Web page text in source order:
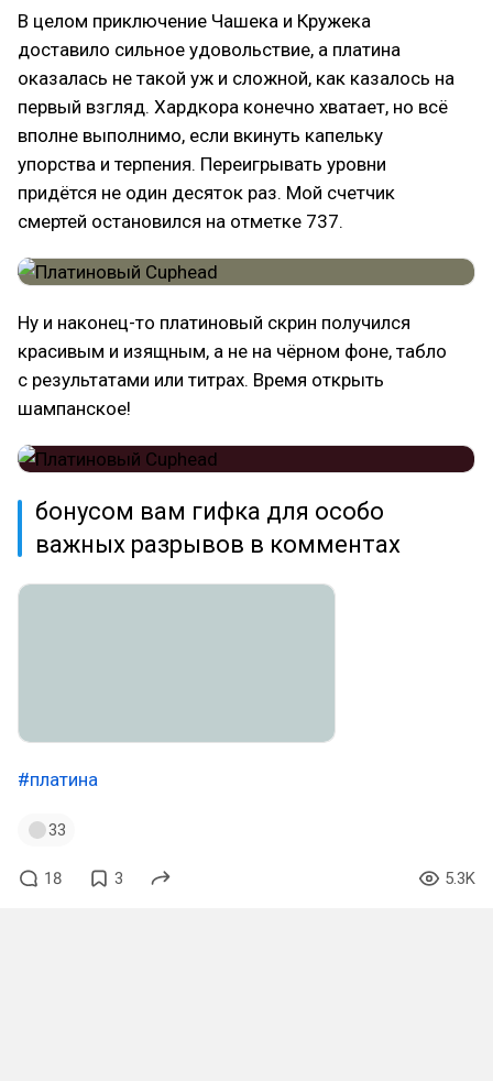
В целом приключение Чашека и Кружека
доставило сильное удовольствие, а платина
оказалась не такой уж и сложной, как казалось на
первый взгляд. Хардкора конечно хватает, но всё
вполне выполнимо, если вкинуть капельку
упорства и терпения. Переигрывать уровни
придётся не один десяток раз. Мой счетчик
смертей остановился на отметке 737.
Ну и наконец-то платиновый скрин получился
красивым и изящным, а не на чёрном фоне, табло
с результатами или титрах. Время открыть
шампанское!
бонусом вам гифка для особо
важных разрывов в комментах
#платина
33
18 3 5.3K